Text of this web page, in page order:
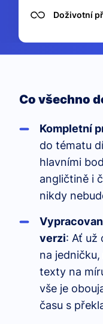
Doživotní
Co všechno
Kompletní
do tématu
hlavními
angličtině i
nikdy
verzi: Ať už
na
texty na
vše je
času s